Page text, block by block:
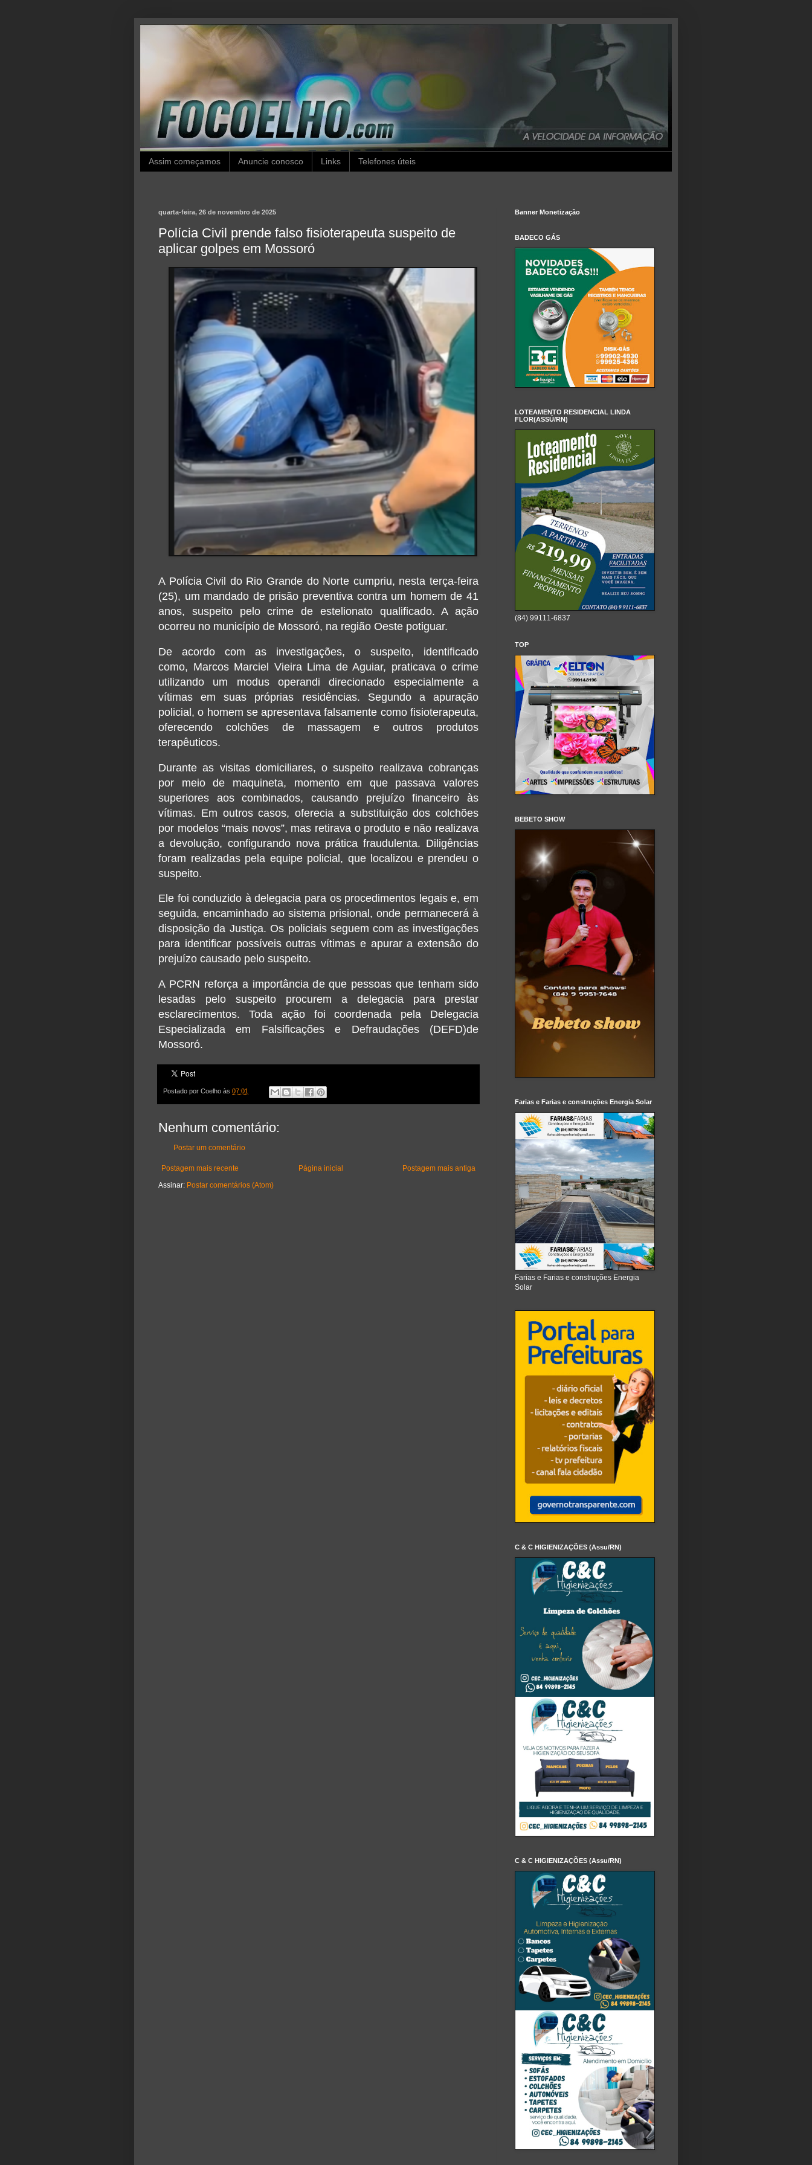
Assim começamos Anuncie conosco Links Telefones úteis
quarta-feira, 26 de novembro de 2025
Polícia Civil prende falso fisioterapeuta suspeito de
aplicar golpes em Mossoró
A Polícia Civil do Rio Grande do Norte cumpriu, nesta terça-feira
(25), um mandado de prisão preventiva contra um homem de 41
anos, suspeito pelo crime de estelionato qualificado. A ação
ocorreu no município de Mossoró, na região Oeste potiguar.
De acordo com as investigações, o suspeito, identificado
como, Marcos Marciel Vieira Lima de Aguiar, praticava o crime
utilizando um modus operandi direcionado especialmente a
vítimas em suas próprias residências. Segundo a apuração
policial, o homem se apresentava falsamente como fisioterapeuta,
oferecendo colchões de massagem e outros produtos
terapêuticos.
Durante as visitas domiciliares, o suspeito realizava cobranças
por meio de maquineta, momento em que passava valores
superiores aos combinados, causando prejuízo financeiro às
vítimas. Em outros casos, oferecia a substituição dos colchões
por modelos “mais novos”, mas retirava o produto e não realizava
a devolução, configurando nova prática fraudulenta. Diligências
foram realizadas pela equipe policial, que localizou e prendeu o
suspeito.
Ele foi conduzido à delegacia para os procedimentos legais e, em
seguida, encaminhado ao sistema prisional, onde permanecerá à
disposição da Justiça. Os policiais seguem com as investigações
para identificar possíveis outras vítimas e apurar a extensão do
prejuízo causado pelo suspeito.
A PCRN reforça a importância de que pessoas que tenham sido
lesadas pelo suspeito procurem a delegacia para prestar
esclarecimentos. Toda ação foi coordenada pela Delegacia
Especializada em Falsificações e Defraudações (DEFD)de
Mossoró.
Postado por Coelho às 07:01
Nenhum comentário:
Postar um comentário
Postagem mais recente Postagem mais antiga
Página inicial
Assinar: Postar comentários (Atom)
Banner Monetização
BADECO GÁS
LOTEAMENTO RESIDENCIAL LINDA
FLOR(ASSÚ/RN)
(84) 99111-6837
TOP
BEBETO SHOW
Farias e Farias e construções Energia Solar
Farias e Farias e construções Energia
Solar
C & C HIGIENIZAÇÕES (Assu/RN)
C & C HIGIENIZAÇÕES (Assu/RN)